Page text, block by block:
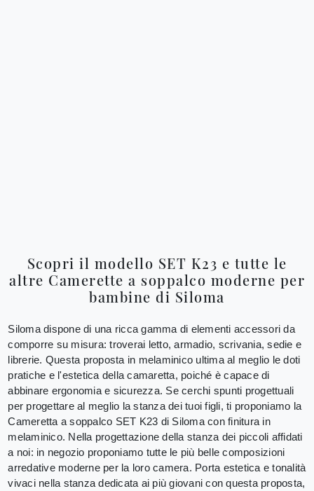
Scopri il modello SET K23 e tutte le
altre Camerette a soppalco moderne per
bambine di Siloma
Siloma dispone di una ricca gamma di elementi accessori da
comporre su misura: troverai letto, armadio, scrivania, sedie e
librerie. Questa proposta in melaminico ultima al meglio le doti
pratiche e l'estetica della camaretta, poiché è capace di
abbinare ergonomia e sicurezza. Se cerchi spunti progettuali
per progettare al meglio la stanza dei tuoi figli, ti proponiamo la
Cameretta a soppalco SET K23 di Siloma con finitura in
melaminico. Nella progettazione della stanza dei piccoli affidati
a noi: in negozio proponiamo tutte le più belle composizioni
arredative moderne per la loro camera. Porta estetica e tonalità
vivaci nella stanza dedicata ai più giovani con questa proposta,